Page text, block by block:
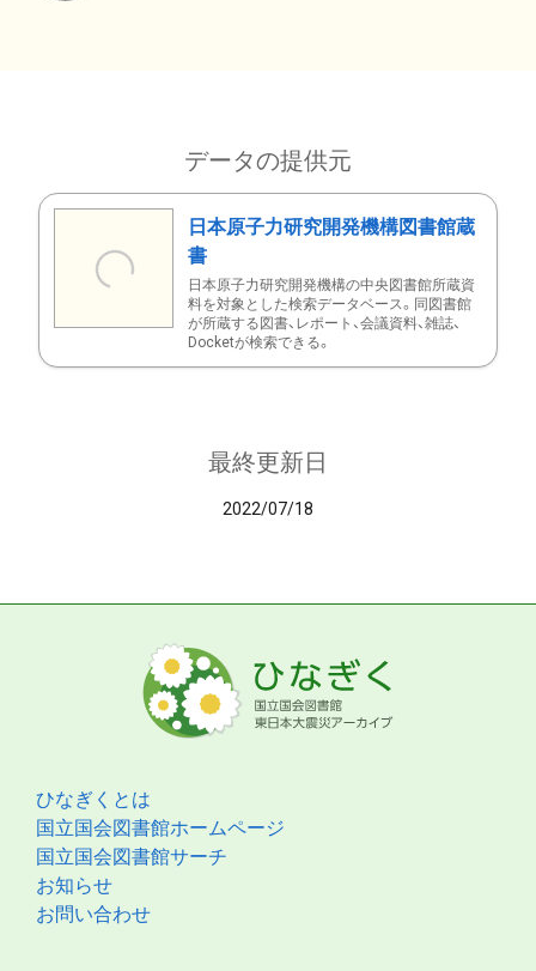
データの提供元
日本原子力研究開発機構図書館蔵
書
日本原子力研究開発機構の中央図書館所蔵資
料を対象とした検索データベース。同図書館
が所蔵する図書、レポート、会議資料、雑誌、
Docketが検索できる。
最終更新日
2022/07/18
ひなぎくとは
国立国会図書館ホームページ
国立国会図書館サーチ
お知らせ
お問い合わせ